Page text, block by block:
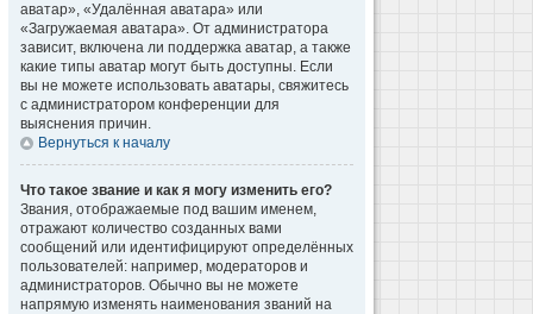
аватар», «Удалённая аватара» или
«Загружаемая аватара». От администратора
зависит, включена ли поддержка аватар, а также
какие типы аватар могут быть доступны. Если
вы не можете использовать аватары, свяжитесь
с администратором конференции для
выяснения причин.
Вернуться к началу
Что такое звание и как я могу изменить его?
Звания, отображаемые под вашим именем,
отражают количество созданных вами
сообщений или идентифицируют определённых
пользователей: например, модераторов и
администраторов. Обычно вы не можете
напрямую изменять наименования званий на